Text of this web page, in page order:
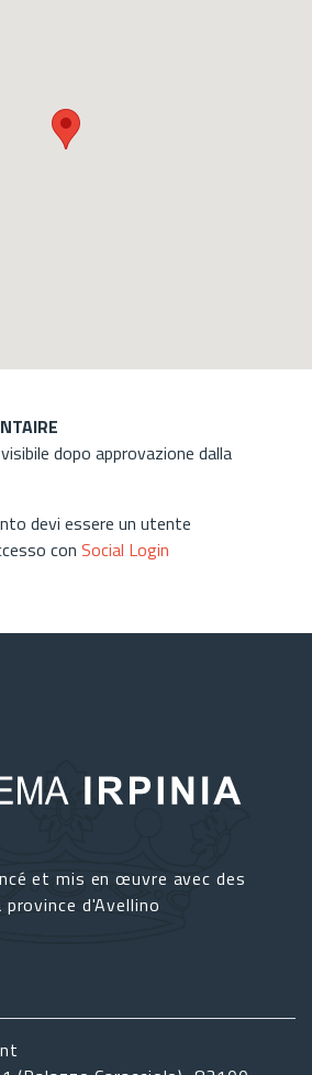
dopo approvazione dalla
devi essere un utente
con Social Login
et mis en œuvre avec des
d'Avellino